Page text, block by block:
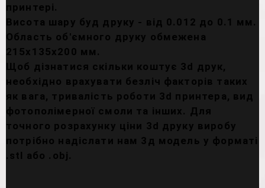
принтері.
Висота шару буд друку - від 0.012 до 0.1 мм.
Область об'ємного друку обмежена
215х135х200 мм.
Щоб дізнатися скільки коштує 3d друк,
необхідно врахувати безліч факторів таких
як вага, тривалість роботи 3d принтера, вид
фотополімерної смоли та інших. Для
точного розрахунку ціни 3d друку виробу
потрібно надіслати нам 3д модель у форматі
.stl або .obj.